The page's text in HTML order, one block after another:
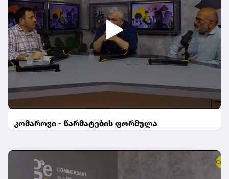
კომაროვი - წარმატების ფორმულა